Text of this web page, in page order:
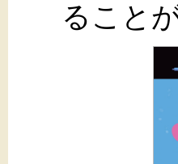
ること